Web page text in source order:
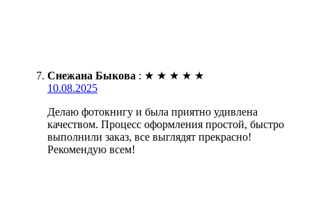
Снежана Быкова : ★ ★ ★ ★ ★
10.08.2025
Делаю фотокнигу и была приятно удивлена
качеством. Процесс оформления простой, быстро
выполнили заказ, все выглядят прекрасно!
Рекомендую всем!